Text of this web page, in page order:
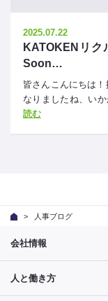
2025.07.22
KATOKENリ
Soon…
皆さんこんにちは
なりましたね、い
読む
人事ブログ
会社情報
人と働き方